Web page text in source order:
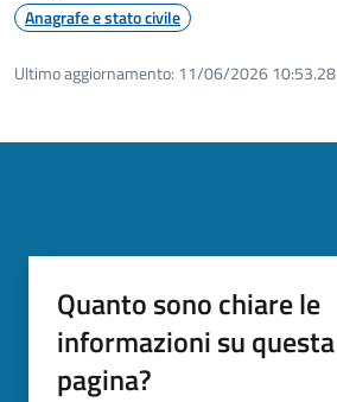
Anagrafe e stato civile
Ultimo aggiornamento: 11/06/2026 10:53.28
Quanto sono chiare le
informazioni su questa
pagina?